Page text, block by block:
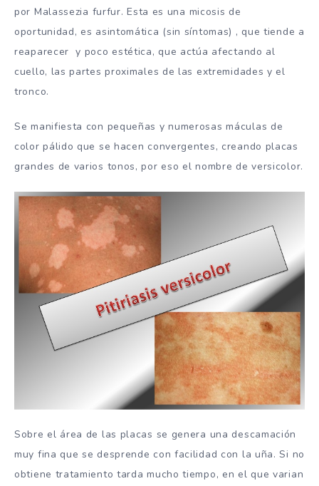
por Malassezia furfur. Esta es una micosis de
oportunidad, es asintomática (sin síntomas) , que tiende a
reaparecer y poco estética, que actúa afectando al
cuello, las partes proximales de las extremidades y el
tronco.
Se manifiesta con pequeñas y numerosas máculas de
color pálido que se hacen convergentes, creando placas
grandes de varios tonos, por eso el nombre de versicolor.
Sobre el área de las placas se genera una descamación
muy fina que se desprende con facilidad con la uña. Si no
obtiene tratamiento tarda mucho tiempo, en el que varian